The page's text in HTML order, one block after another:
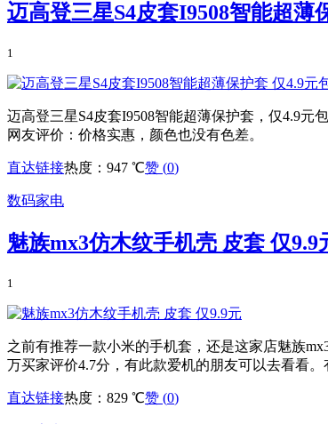
迈高登三星S4皮套I9508智能超薄
1
迈高登三星S4皮套I9508智能超薄保护套，仅4.9元
网友评价：价格实惠，颜色也没有色差。
直达链接热度：947 ℃赞 (0)
数码家电
魅族mx3仿木纹手机壳 皮套 仅9.9
1
之前有推荐一款小米的手机套，还是这家店魅族
万买家评价4.7分，有此款爱机的朋友可以去看看
直达链接热度：829 ℃赞 (0)